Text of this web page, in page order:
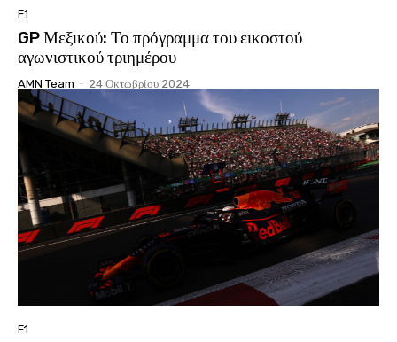
F1
GP Μεξικού: Το πρόγραμμα του εικοστού
αγωνιστικού τριημέρου
AMN Team - 24 Οκτωβρίου 2024
F1